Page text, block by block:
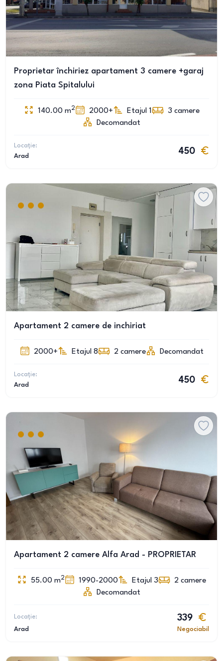
Proprietar închiriez apartament 3 camere +garaj
zona Piata Spitalului
140.00 m2 2000+ Etajul 1 3 camere
Decomandat
Locație:
Arad
450
Apartament 2 camere de inchiriat
2000+ Etajul 8 2 camere Decomandat
Locație:
Arad
450
Apartament 2 camere Alfa Arad - PROPRIETAR
55.00 m2 1990-2000 Etajul 3 2 camere
Decomandat
Locație:
Arad
339
Negociabil